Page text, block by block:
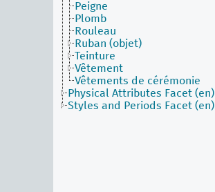
Peigne
Plomb
Rouleau
Ruban (objet)
Teinture
Vêtement
Vêtements de cérémonie
Physical Attributes Facet (en)
Styles and Periods Facet (en)